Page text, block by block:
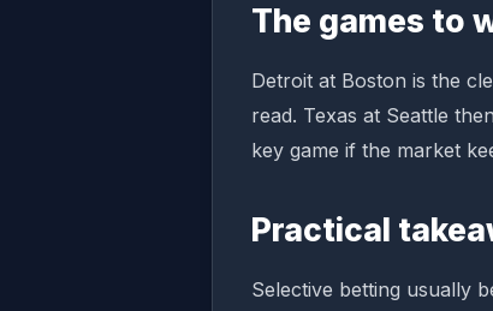
The games to
Detroit at Boston is the
read. Texas at Seattle
key game if the market
Practical
Selective betting usually